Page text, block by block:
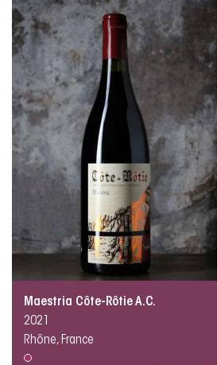
Maestria Côte-Rôtie A.C.
2021
Rhône, France